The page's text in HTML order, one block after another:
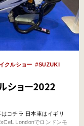
クルショー
SUZUKI
ショー2022
コチラ 日本車はイギリ
Londonでロンドンモ